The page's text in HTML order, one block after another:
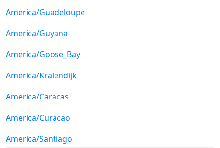
America/Guadeloupe
America/Guyana
America/Goose_Bay
America/Kralendijk
America/Caracas
America/Curacao
America/Santiago